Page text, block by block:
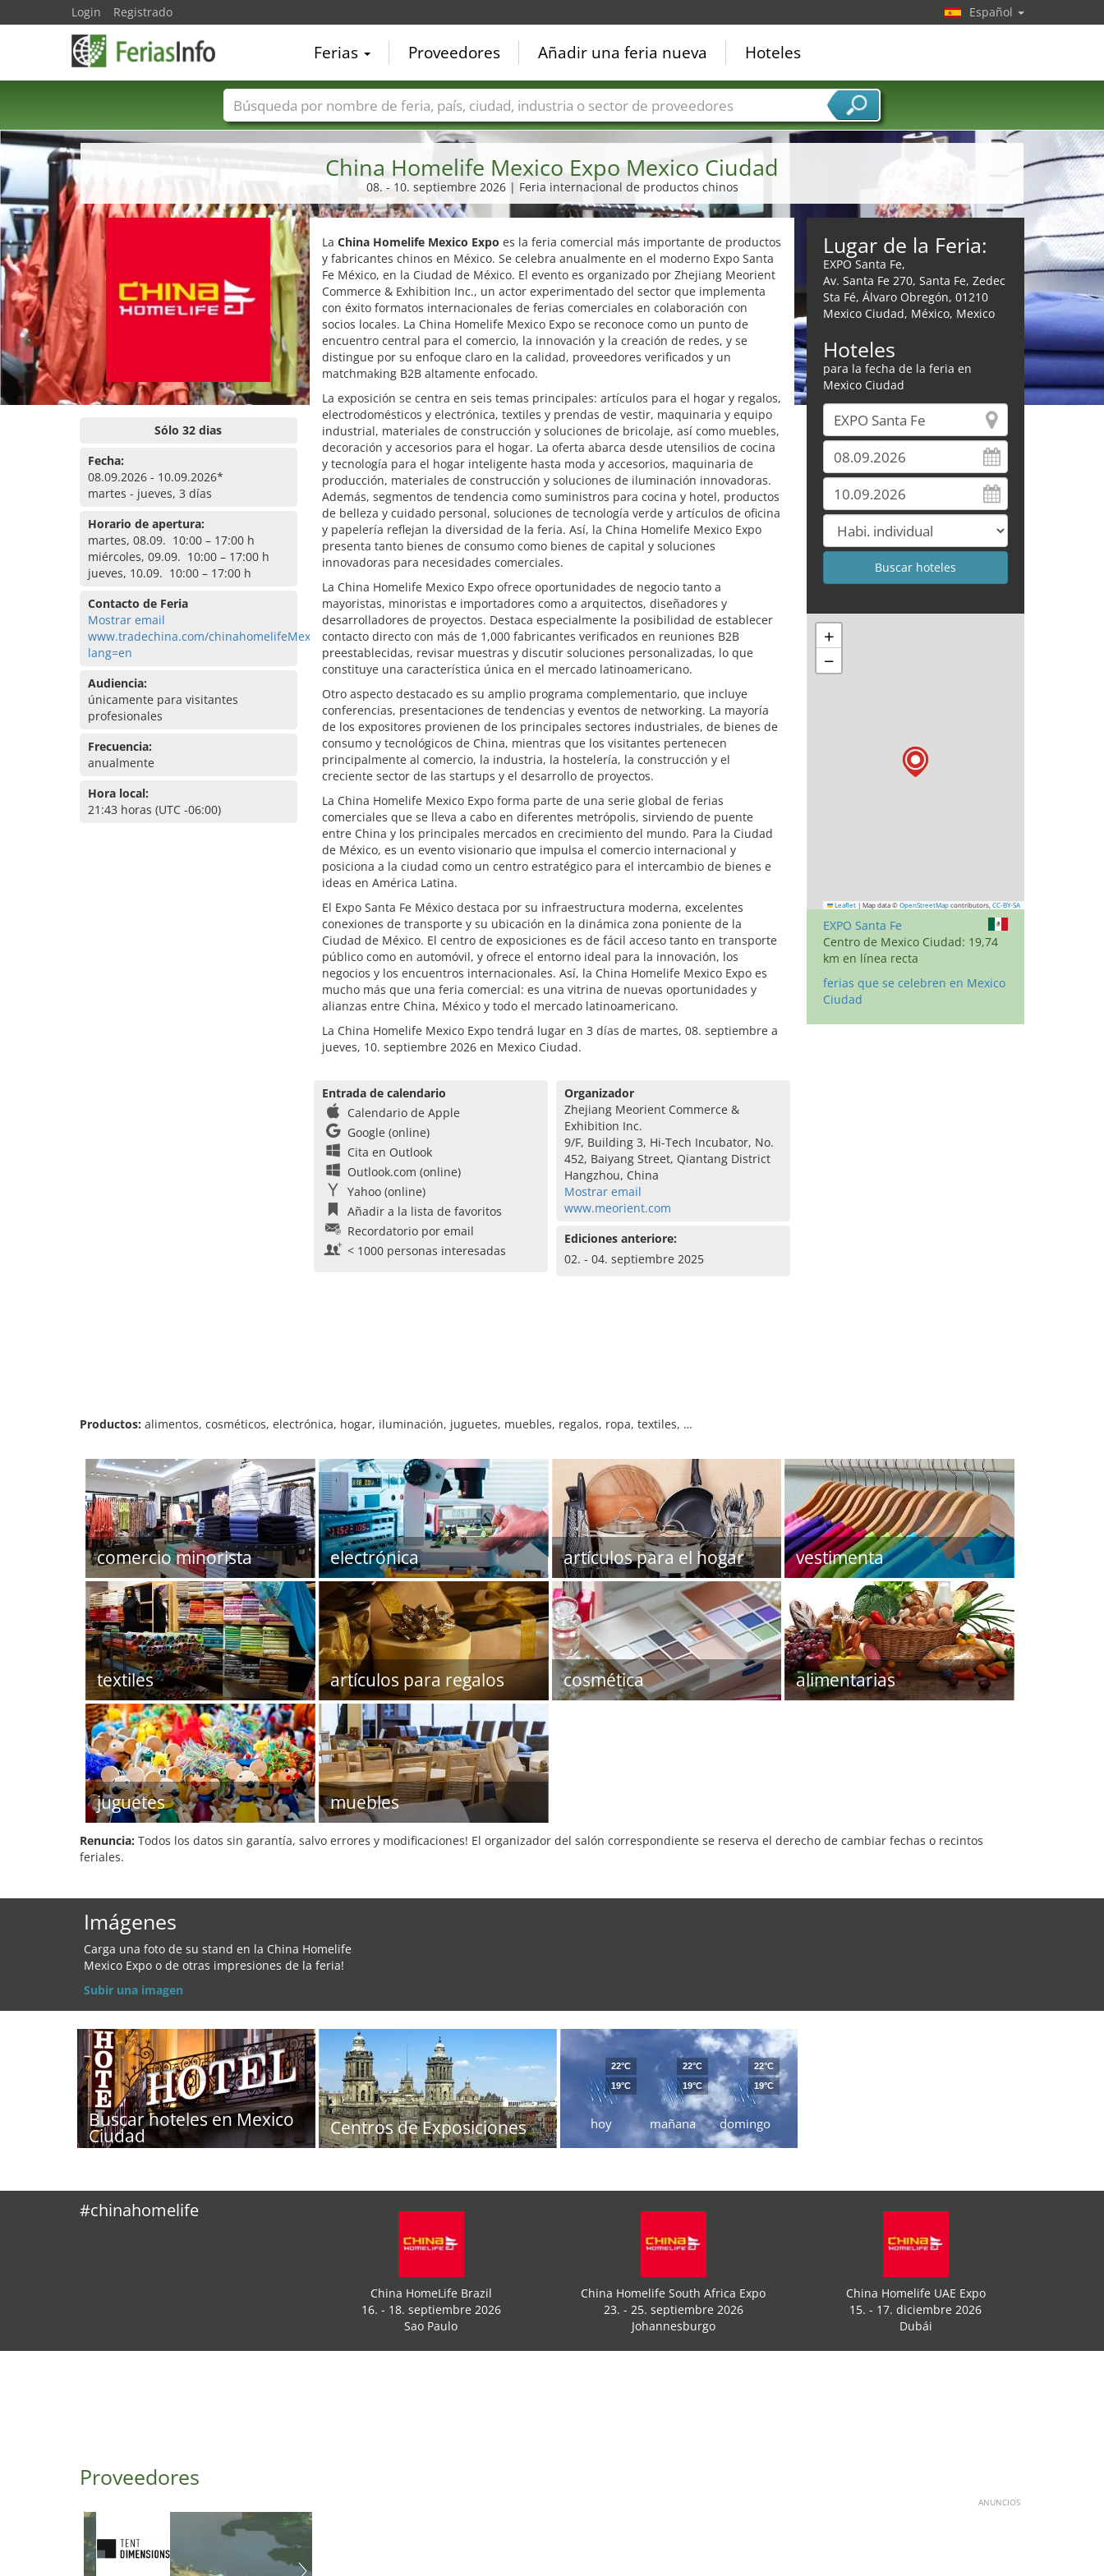
China Homelife Mexico Expo Mexico Ciudad
08. - 10. septiembre 2026 | Feria internacional de productos chinos
Sólo 32 dias
Fecha:
08.09.2026 - 10.09.2026*
martes - jueves, 3 días
Horario de apertura:
martes, 08.09. 10:00 – 17:00 h
miércoles, 09.09. 10:00 – 17:00 h
jueves, 10.09. 10:00 – 17:00 h
Contacto de Feria
Mostrar email
www.tradechina.com/chinahomelifeMexico?
lang=en
Audiencia:
únicamente para visitantes
profesionales
Frecuencia:
anualmente
Hora local:
21:43 horas (UTC -06:00)
La China Homelife Mexico Expo es la feria comercial más importante de productos
y fabricantes chinos en México. Se celebra anualmente en el moderno Expo Santa
Fe México, en la Ciudad de México. El evento es organizado por Zhejiang Meorient
Commerce & Exhibition Inc., un actor experimentado del sector que implementa
con éxito formatos internacionales de ferias comerciales en colaboración con
socios locales. La China Homelife Mexico Expo se reconoce como un punto de
encuentro central para el comercio, la innovación y la creación de redes, y se
distingue por su enfoque claro en la calidad, proveedores verificados y un
matchmaking B2B altamente enfocado.
La exposición se centra en seis temas principales: artículos para el hogar y regalos,
electrodomésticos y electrónica, textiles y prendas de vestir, maquinaria y equipo
industrial, materiales de construcción y soluciones de bricolaje, así como muebles,
decoración y accesorios para el hogar. La oferta abarca desde utensilios de cocina
y tecnología para el hogar inteligente hasta moda y accesorios, maquinaria de
producción, materiales de construcción y soluciones de iluminación innovadoras.
Además, segmentos de tendencia como suministros para cocina y hotel, productos
de belleza y cuidado personal, soluciones de tecnología verde y artículos de oficina
y papelería reflejan la diversidad de la feria. Así, la China Homelife Mexico Expo
presenta tanto bienes de consumo como bienes de capital y soluciones
innovadoras para necesidades comerciales.
La China Homelife Mexico Expo ofrece oportunidades de negocio tanto a
mayoristas, minoristas e importadores como a arquitectos, diseñadores y
desarrolladores de proyectos. Destaca especialmente la posibilidad de establecer
contacto directo con más de 1,000 fabricantes verificados en reuniones B2B
preestablecidas, revisar muestras y discutir soluciones personalizadas, lo que
constituye una característica única en el mercado latinoamericano.
Otro aspecto destacado es su amplio programa complementario, que incluye
conferencias, presentaciones de tendencias y eventos de networking. La mayoría
de los expositores provienen de los principales sectores industriales, de bienes de
consumo y tecnológicos de China, mientras que los visitantes pertenecen
principalmente al comercio, la industria, la hostelería, la construcción y el
creciente sector de las startups y el desarrollo de proyectos.
La China Homelife Mexico Expo forma parte de una serie global de ferias
comerciales que se lleva a cabo en diferentes metrópolis, sirviendo de puente
entre China y los principales mercados en crecimiento del mundo. Para la Ciudad
de México, es un evento visionario que impulsa el comercio internacional y
posiciona a la ciudad como un centro estratégico para el intercambio de bienes e
ideas en América Latina.
El Expo Santa Fe México destaca por su infraestructura moderna, excelentes
conexiones de transporte y su ubicación en la dinámica zona poniente de la
Ciudad de México. El centro de exposiciones es de fácil acceso tanto en transporte
público como en automóvil, y ofrece el entorno ideal para la innovación, los
negocios y los encuentros internacionales. Así, la China Homelife Mexico Expo es
mucho más que una feria comercial: es una vitrina de nuevas oportunidades y
alianzas entre China, México y todo el mercado latinoamericano.
La China Homelife Mexico Expo tendrá lugar en 3 días de martes, 08. septiembre a
jueves, 10. septiembre 2026 en Mexico Ciudad.
Entrada de calendario
Calendario de Apple
Google (online)
Cita en Outlook
Outlook.com (online)
Yahoo (online)
Añadir a la lista de favoritos
Recordatorio por email
< 1000 personas interesadas
Organizador
Zhejiang Meorient Commerce &
Exhibition Inc.
9/F, Building 3, Hi-Tech Incubator, No.
452, Baiyang Street, Qiantang District
Hangzhou, China
Mostrar email
www.meorient.com
Ediciones anteriore:
02. - 04. septiembre 2025
Lugar de la Feria:
EXPO Santa Fe,
Av. Santa Fe 270, Santa Fe, Zedec
Sta Fé, Álvaro Obregón, 01210
Mexico Ciudad, México, Mexico
Hoteles
para la fecha de la feria en
Mexico Ciudad
+
−
Leaflet | Map data © OpenStreetMap contributors, CC-BY-SA
EXPO Santa Fe
Centro de Mexico Ciudad: 19,74
km en línea recta
ferias que se celebren en Mexico
Ciudad
Productos: alimentos, cosméticos, electrónica, hogar, iluminación, juguetes, muebles, regalos, ropa, textiles, …
comercio minorista electrónica artículos para el hogar vestimenta
textiles artículos para regalos cosmética alimentarias
juguetes muebles
Renuncia: Todos los datos sin garantía, salvo errores y modificaciones! El organizador del salón correspondiente se reserva el derecho de cambiar fechas o recintos
feriales.
Imágenes
Carga una foto de su stand en la China Homelife
Mexico Expo o de otras impresiones de la feria!
Subir una imagen
Buscar hoteles en Mexico
Ciudad Centros de Exposiciones hoy
22°C
19°C
mañana
22°C
19°C
domingo
22°C
19°C
#chinahomelife
China HomeLife Brazil
16. - 18. septiembre 2026
Sao Paulo
China Homelife South Africa Expo
23. - 25. septiembre 2026
Johannesburgo
China Homelife UAE Expo
15. - 17. diciembre 2026
Dubái
Proveedores
ANUNCIOS
Login Registrado Español
Ferias Proveedores Añadir una feria nueva Hoteles
Nombres de ferias Países Ciudades Sectores de ferias Sectores de proveedor de servicios